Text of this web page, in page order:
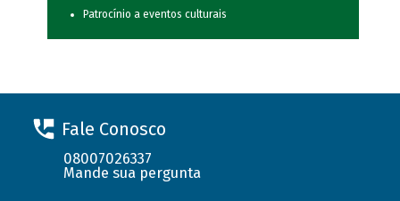
Patrocínio a eventos culturais
Fale Conosco
08007026337
Mande sua pergunta